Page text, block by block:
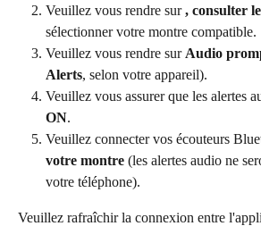
Veuillez vous rendre sur , consulter
sélectionner votre montre compatible.
Veuillez vous rendre sur Audio
Alerts, selon votre appareil).
Veuillez vous assurer que les alertes
ON.
Veuillez connecter vos écouteurs
votre montre (les alertes audio ne
votre téléphone).
Veuillez rafraîchir la connexion entre